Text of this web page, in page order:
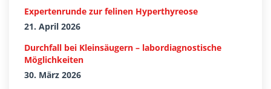
Expertenrunde zur felinen Hyperthyreose
21. April 2026
Durchfall bei Kleinsäugern – labordiagnostische
Möglichkeiten
30. März 2026